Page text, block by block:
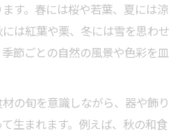
す。春には桜や若葉、夏には涼
は紅葉や栗、冬には雪を思わせ
節ごとの自然の風景や色彩を皿
の旬を意識しながら、器や飾り
生まれます。例えば、秋の和食